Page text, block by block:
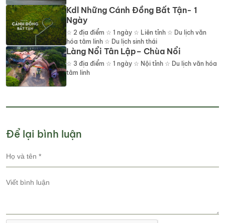
Kdl Những Cánh Đồng Bất Tận- 1
Ngày
☆ 2 địa điểm ☆ 1 ngày ☆ Liên tỉnh ☆ Du lịch văn
hóa tâm linh ☆ Du lịch sinh thái
Làng Nổi Tân Lập– Chùa Nổi
☆ 3 địa điểm ☆ 1 ngày ☆ Nội tỉnh ☆ Du lịch văn hóa
tâm linh
Để lại bình luận